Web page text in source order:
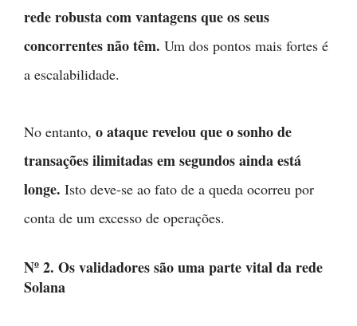
rede robusta com vantagens que os seus
concorrentes não têm. Um dos pontos mais fortes é
a escalabilidade.
No entanto, o ataque revelou que o sonho de
transações ilimitadas em segundos ainda está
longe. Isto deve-se ao fato de a queda ocorreu por
conta de um excesso de operações.
Nº 2. Os validadores são uma parte vital da rede
Solana